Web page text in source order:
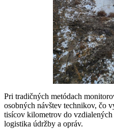
Pri tradičných metódach
osobných návštev technikov, čo
tisícov kilometrov do
logistika údržby a opráv.